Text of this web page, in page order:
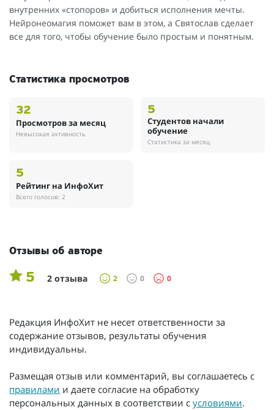
внутренних «стопоров» и добиться исполнения мечты.
Нейронеомагия поможет вам в этом, а Святослав сделает
все для того, чтобы обучение было простым и понятным.
Статистика просмотров
32
Просмотров за месяц
Невысокая активность
5
Студентов начали
обучение
Статистика за месяц
5
Рейтинг на ИнфоХит
Всего голосов: 2
Отзывы об авторе
5 2 отзыва 2 0 0
Редакция ИнфоХит не несет ответственности за
содержание отзывов, результаты обучения
индивидуальны.
Размещая отзыв или комментарий, вы соглашаетесь с
правилами и даете согласие на обработку
персональных данных в соответствии с условиями.